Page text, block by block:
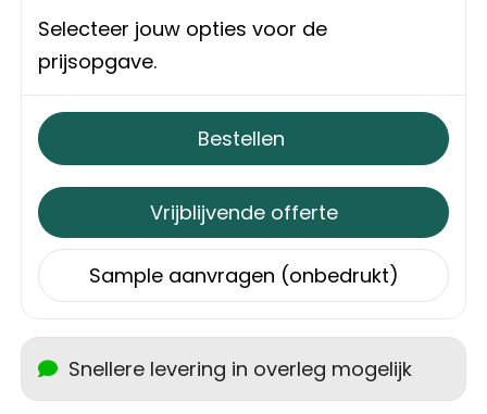
Goodiebags
Selecteer jouw opties voor de
prijsopgave.
Bestellen
Vrijblijvende offerte
Sample aanvragen (onbedrukt)
Snellere levering in overleg mogelijk